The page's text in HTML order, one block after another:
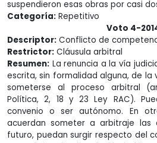
suspendieron esas obras por casi
Categoría: Repetitivo
Voto 4-
Descriptor: Conflicto de
Restrictor: Cláusula arbitral
Resumen: La renuncia a la vía
escrita, sin formalidad alguna, de
someterse al proceso arbitral
Política, 2, 18 y 23 Ley RAC).
convenio o ser autónomo. En
acuerdan someter a arbitraje las
futuro, puedan surgir respecto del